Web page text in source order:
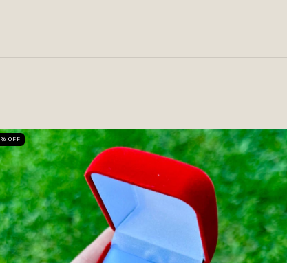
% OFF